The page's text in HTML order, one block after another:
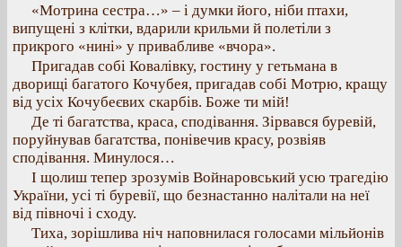
«Мотрина сестра…» – і думки його, ніби птахи,
випущені з клітки, вдарили крильми й полетіли з
прикрого «нині» у привабливе «вчора».
Пригадав собі Ковалівку, гостину у гетьмана в
дворищі багатого Кочубея, пригадав собі Мотрю, кращу
від усіх Кочубеєвих скарбів. Боже ти мій!
Де ті багатства, краса, сподівання. Зірвався буревій,
поруйнував багатства, понівечив красу, розвіяв
сподівання. Минулося…
І щолиш тепер зрозумів Войнаровський усю трагедію
України, усі ті буревії, що безнастанно налітали на неї
від півночі і сходу.
Тиха, зорішлива ніч наповнилася голосами мільйонів